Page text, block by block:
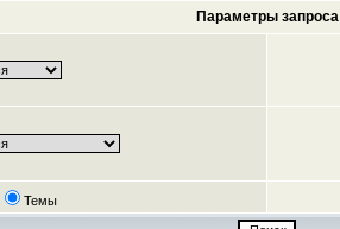
Параметры запроса
Темы